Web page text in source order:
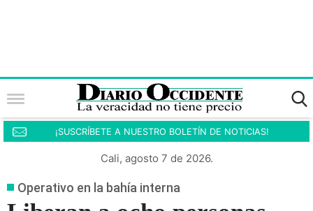
¡SUSCRÍBETE A NUESTRO BOLETÍN DE NOTICIAS!
Cali, agosto 7 de 2026.
Operativo en la bahía interna